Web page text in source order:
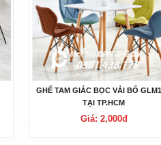
GHẾ TAM GIÁC BỌC VẢI BỐ
TẠI TP.HCM
Giá: 2,000đ